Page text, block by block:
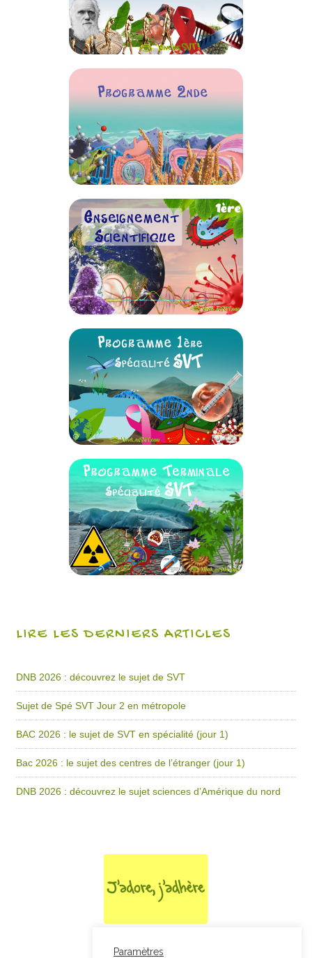
LIRE LES DERNIERS ARTICLES
DNB 2026 : découvrez le sujet de SVT
Sujet de Spé SVT Jour 2 en métropole
BAC 2026 : le sujet de SVT en spécialité (jour 1)
Bac 2026 : le sujet des centres de l’étranger (jour 1)
DNB 2026 : découvrez le sujet sciences d’Amérique du nord
Paramètres